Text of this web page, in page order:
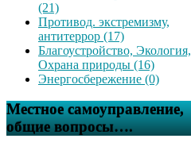
(21)
Противод. экстремизму,
антитеррор (17)
Благоустройство, Экология,
Охрана природы (16)
Энергосбережение (0)
Местное самоуправление,
общие вопросы….